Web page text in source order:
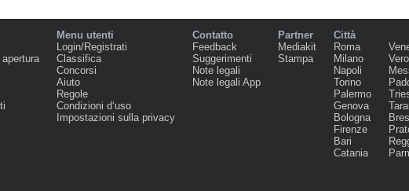
apertura
Menu utenti
Login/Registrati
Classifica
Concorsi
Aiuto
Regole
Condizioni d‘uso
Impostazioni sulla privacy
Contatto
Feedback
Suggerimenti
Note legali
Note legali App
Partner
Mediakit
Stampa
Città
Roma
Milano
Napoli
Torino
Palermo
Genova
Bologna
Firenze
Bari
Catania